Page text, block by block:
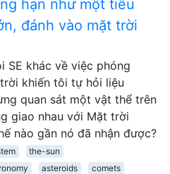
hạn như một tiểu
đánh vào mặt trời
SE khác về việc phóng
khiến tôi tự hỏi liệu
quan sát một vật thể trên
giao nhau với Mặt trời
nào gần nó đã nhận được?
the-sun
asteroids comets